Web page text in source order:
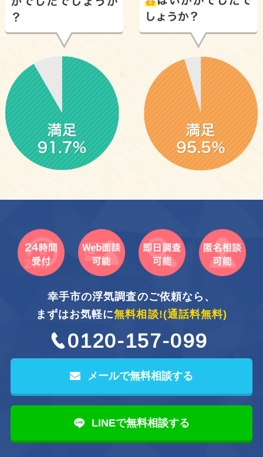
幸手市の浮気調査のご依頼なら、
まずはお気軽に無料相談!(通話料無料)
0120-157-099
メールで無料相談する
LINEで無料相談する